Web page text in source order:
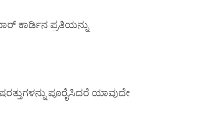
ಕಾರ್ಡಿನ ಪ್ರತಿಯನ್ನು
ಪೂರೈಸಿದರೆ ಯಾವುದೇ